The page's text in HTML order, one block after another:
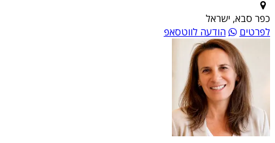
כפר סבא, ישראל
לפרטים
הודעה לווטסאפ